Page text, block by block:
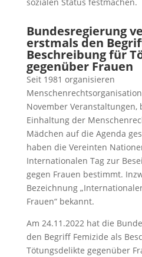
Bundesregierung
erstmals den
Beschreibung für
gegenüber Frauen
Seit 1981 organisieren
November Veranstaltungen,
Einhaltung der
Mädchen auf die Agenda
haben die Vereinten
Internationalen Tag zur
gegen Frauen bestimmt.
Bezeichnung
Frauen“ bekannt.
Am 24.11.2022 hat die
den Begriff Femizide als
Tötungsdelikte gegenüber